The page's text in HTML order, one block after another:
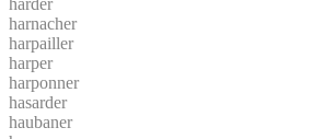
harnacher
harpailler
harper
harponner
hasarder
haubaner